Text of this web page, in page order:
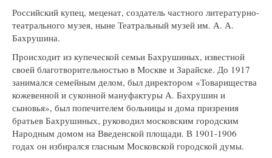
Российский купец, меценат, создатель частного литературно-
театрального музея, ныне Театральный музей им. А. А.
Бахрушина.
Происходит из купеческой семьи Бахрушиных, известной
своей благотворительностью в Москве и Зарайске. До 1917
занимался семейным делом, был директором «Товарищества
кожевенной и суконной мануфактуры А. Бахрушин и
сыновья», был попечителем больницы и дома призрения
братьев Бахрушиных, руководил московским городским
Народным домом на Введенской площади. В 1901-1906
годах он избирался гласным Московской городской думы.